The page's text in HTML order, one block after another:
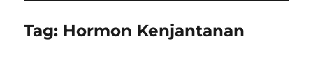
Tag: Hormon Kenjantanan